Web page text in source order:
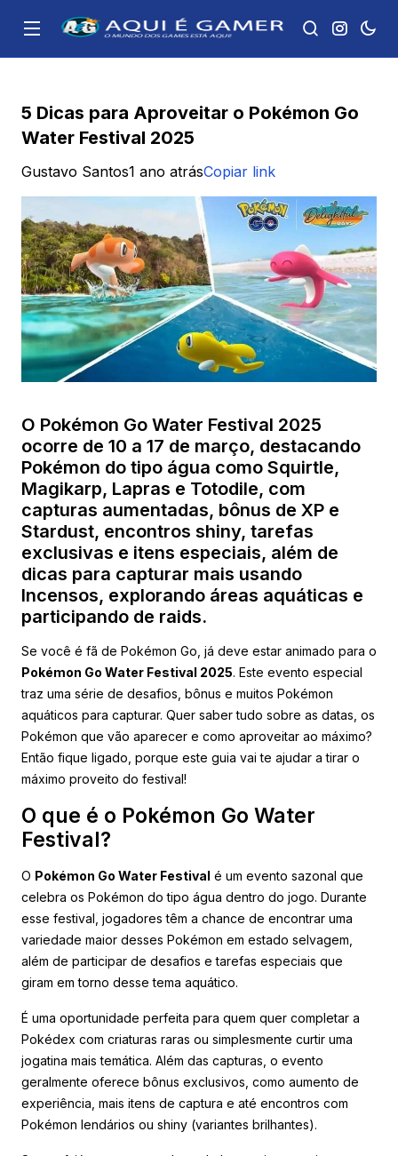
5 Dicas para Aproveitar o Pokémon Go
Water Festival 2025
Gustavo Santos1 ano atrásCopiar link
O Pokémon Go Water Festival 2025
ocorre de 10 a 17 de março, destacando
Pokémon do tipo água como Squirtle,
Magikarp, Lapras e Totodile, com
capturas aumentadas, bônus de XP e
Stardust, encontros shiny, tarefas
exclusivas e itens especiais, além de
dicas para capturar mais usando
Incensos, explorando áreas aquáticas e
participando de raids.
Se você é fã de Pokémon Go, já deve estar animado para o
Pokémon Go Water Festival 2025. Este evento especial
traz uma série de desafios, bônus e muitos Pokémon
aquáticos para capturar. Quer saber tudo sobre as datas, os
Pokémon que vão aparecer e como aproveitar ao máximo?
Então fique ligado, porque este guia vai te ajudar a tirar o
máximo proveito do festival!
O que é o Pokémon Go Water
Festival?
O Pokémon Go Water Festival é um evento sazonal que
celebra os Pokémon do tipo água dentro do jogo. Durante
esse festival, jogadores têm a chance de encontrar uma
variedade maior desses Pokémon em estado selvagem,
além de participar de desafios e tarefas especiais que
giram em torno desse tema aquático.
É uma oportunidade perfeita para quem quer completar a
Pokédex com criaturas raras ou simplesmente curtir uma
jogatina mais temática. Além das capturas, o evento
geralmente oferece bônus exclusivos, como aumento de
experiência, mais itens de captura e até encontros com
Pokémon lendários ou shiny (variantes brilhantes).